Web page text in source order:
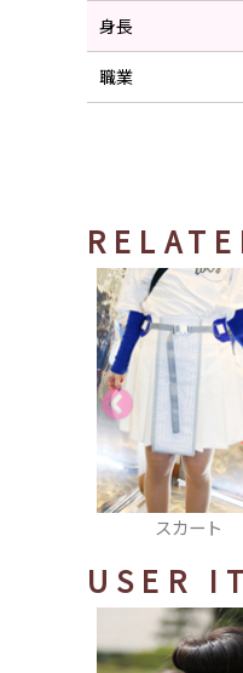
身長
職業
サスペンダー
USER